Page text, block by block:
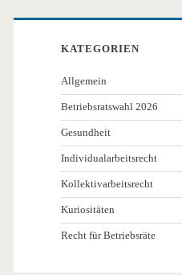
KATEGORIEN
Allgemein
Betriebsratswahl 2026
Gesundheit
Individualarbeitsrecht
Kollektivarbeitsrecht
Kuriositäten
Recht für Betriebsräte